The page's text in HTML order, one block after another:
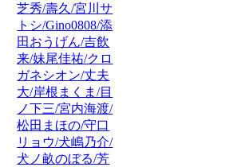
芝秀/壽久/宮川サ
トシ/Gino0808/添
田おうげん/吉飲
来/妹尾佳祐/クロ
ガネシオン/丈夫
大/岸根まくま/目
ノ下三/宮内海渡/
松田まほの/守口
リョウ/犬嶋乃介/
犬ノ畝のぼる/芳